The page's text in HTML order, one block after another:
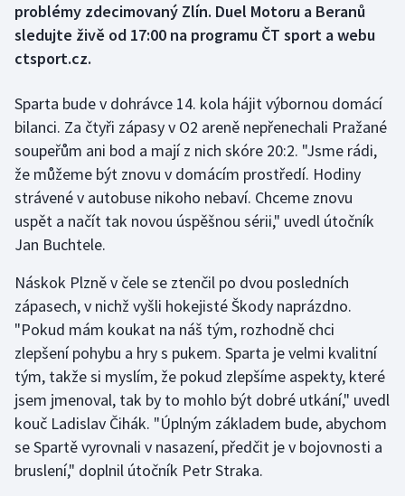
Futsal
Golf
Gymnastika
Házená
Jezdectví
Judo
Krasobruslení
Lezení
Lyže a snowboard
Moderní pětiboj
Motorsport
problémy zdecimovaný Zlín. Duel Motoru a Beranů
sledujte živě od 17:00 na programu ČT sport a webu
ctsport.cz.
Sparta bude v dohrávce 14. kola hájit výbornou domácí
bilanci. Za čtyři zápasy v O2 areně nepřenechali Pražané
soupeřům ani bod a mají z nich skóre 20:2. "Jsme rádi,
že můžeme být znovu v domácím prostředí. Hodiny
strávené v autobuse nikoho nebaví. Chceme znovu
uspět a načít tak novou úspěšnou sérii," uvedl útočník
Jan Buchtele.
Náskok Plzně v čele se ztenčil po dvou posledních
zápasech, v nichž vyšli hokejisté Škody naprázdno.
"Pokud mám koukat na náš tým, rozhodně chci
zlepšení pohybu a hry s pukem. Sparta je velmi kvalitní
tým, takže si myslím, že pokud zlepšíme aspekty, které
jsem jmenoval, tak by to mohlo být dobré utkání," uvedl
kouč Ladislav Čihák. "Úplným základem bude, abychom
se Spartě vyrovnali v nasazení, předčit je v bojovnosti a
bruslení," doplnil útočník Petr Straka.